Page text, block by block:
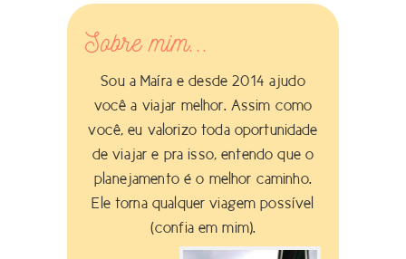
Sobre mim...
Sou a Maíra e desde 2014 ajudo
você a viajar melhor. Assim como
você, eu valorizo toda oportunidade
de viajar e pra isso, entendo que o
planejamento é o melhor caminho.
Ele torna qualquer viagem possível
(confia em mim).